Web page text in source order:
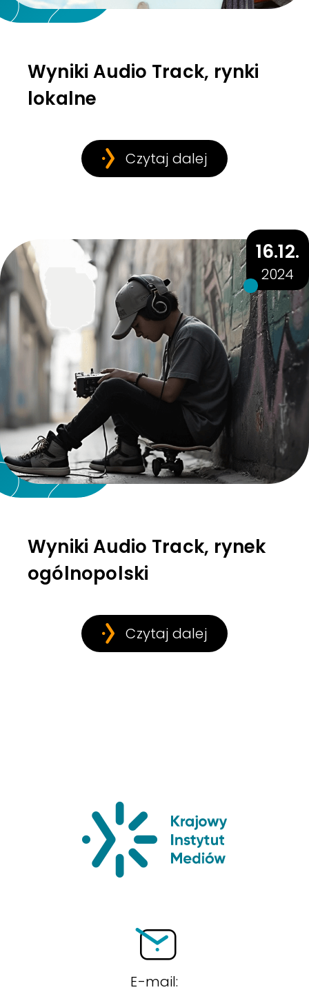
Wyniki Audio Track, rynki
lokalne
Czytaj dalej
Wyniki Audio Track, rynek
ogólnopolski
Czytaj dalej
16.12.
2024
E-mail: